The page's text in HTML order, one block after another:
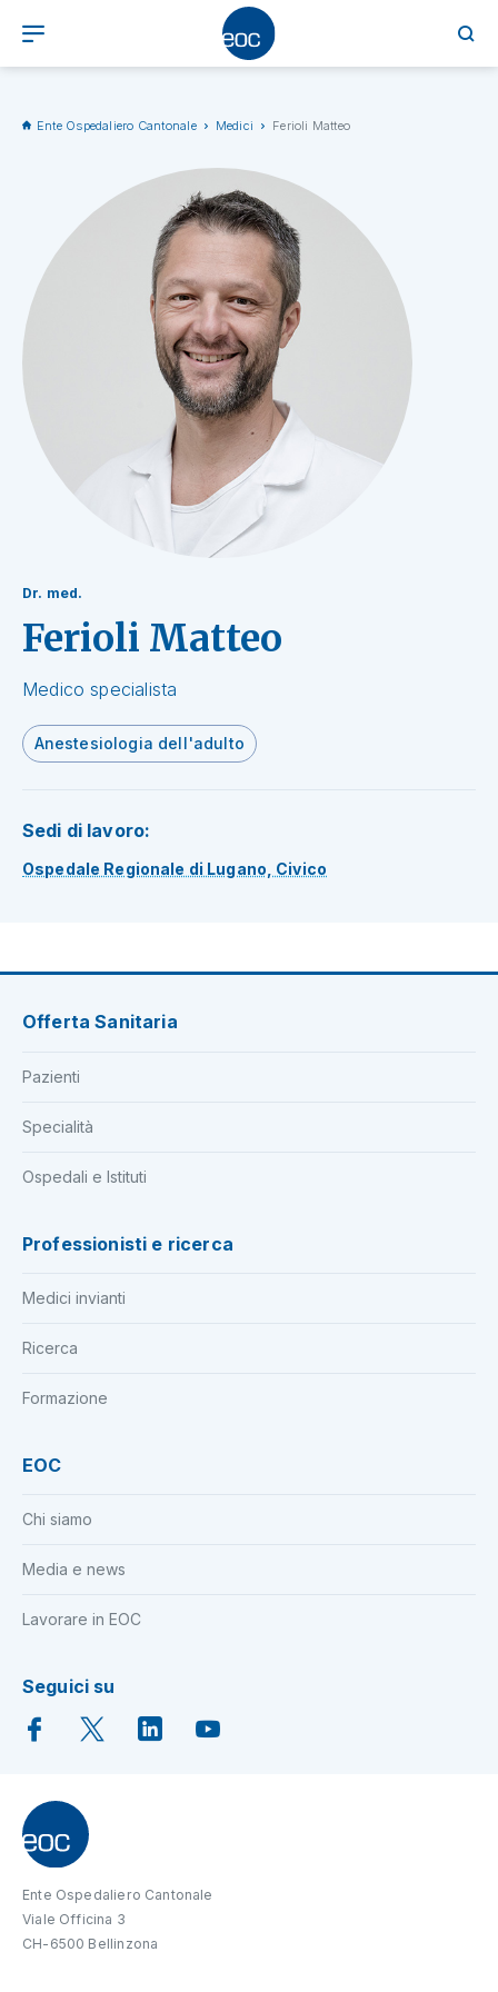
Ente Ospedaliero Cantonale Medici Ferioli Matteo
Dr. med.
Ferioli Matteo
Medico specialista
Anestesiologia dell'adulto
Sedi di lavoro:
Ospedale Regionale di Lugano, Civico
Offerta Sanitaria
Pazienti
Specialità
Ospedali e Istituti
Professionisti e ricerca
Medici invianti
Ricerca
Formazione
EOC
Chi siamo
Media e news
Lavorare in EOC
Seguici su
Ente Ospedaliero Cantonale
Viale Officina 3
CH-6500 Bellinzona